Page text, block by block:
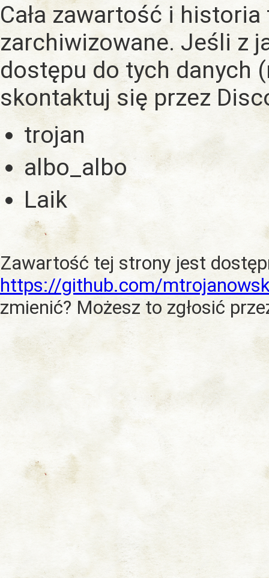
Cała zawartość i historia
zarchiwizowane. Jeśli z
dostępu do tych danych
skontaktuj się przez
trojan
albo_albo
Laik
Zawartość tej strony jest
https://github.com/
zmienić? Możesz to zgłosić